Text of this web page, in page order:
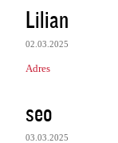
t
a
r
e
Lilian
02.03.2025
Adres
seo
03.03.2025